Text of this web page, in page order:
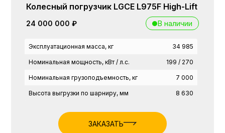
Колесный погрузчик LGCE L975F High-Lift
24 000 000 ₽ В наличии
Эксплуатационная масса, кг 34 985
Номинальная мощность, кВт / л.с. 199 / 270
Номинальная грузоподъемность, кг 7 000
Высота выгрузки по шарниру, мм 8 630
ЗАКАЗАТЬ